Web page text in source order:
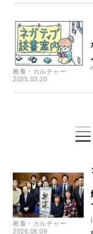
教養・カルチャー
2025.03.20
教養・カルチャー
2026.06.09